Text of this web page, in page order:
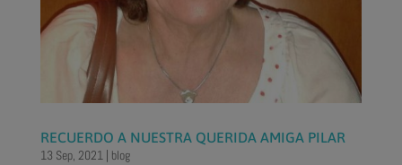
RECUERDO A NUESTRA QUERIDA AMIGA PILAR
13 Sep, 2021| blog